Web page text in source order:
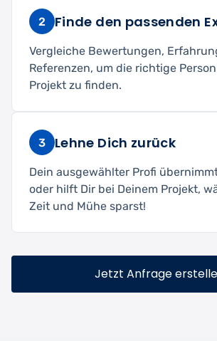
2 Finde den passenden
Vergleiche Bewertungen,
Referenzen, um die richtige
Projekt zu finden.
3 Lehne Dich zurück
Dein ausgewählter Profi
oder hilft Dir bei Deinem Projekt,
Zeit und Mühe sparst!
Jetzt Anfrage